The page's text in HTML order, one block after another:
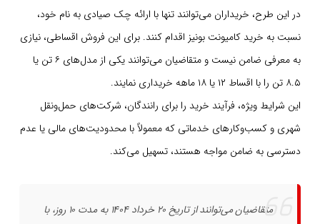
در این طرح، خریداران می‌توانند تنها با ارائه چک صیادی به نام خود،
نسبت به خرید کامیونت‌ بونیز اقدام کنند. برای این فروش اقساطی، نیازی
به معرفی ضامن نیست و متقاضیان می‌توانند یکی از مدل‌های ۶ تن یا
۸.۵ تن را با اقساط ۱۲ یا ۱۸ ماهه خریداری نمایند.
این شرایط ویژه، فرآیند خرید را برای رانندگان، شرکت‌های حمل‌ونقل
شهری و کسب‌وکارهای خدماتی که معمولاً با محدودیت‌های مالی یا عدم
دسترسی به ضامن مواجه هستند، تسهیل می‌کند.
متقاضیان می‌توانند از تاریخ ۲۰ خرداد ۱۴۰۴ به مدت ۱۰ روز، با